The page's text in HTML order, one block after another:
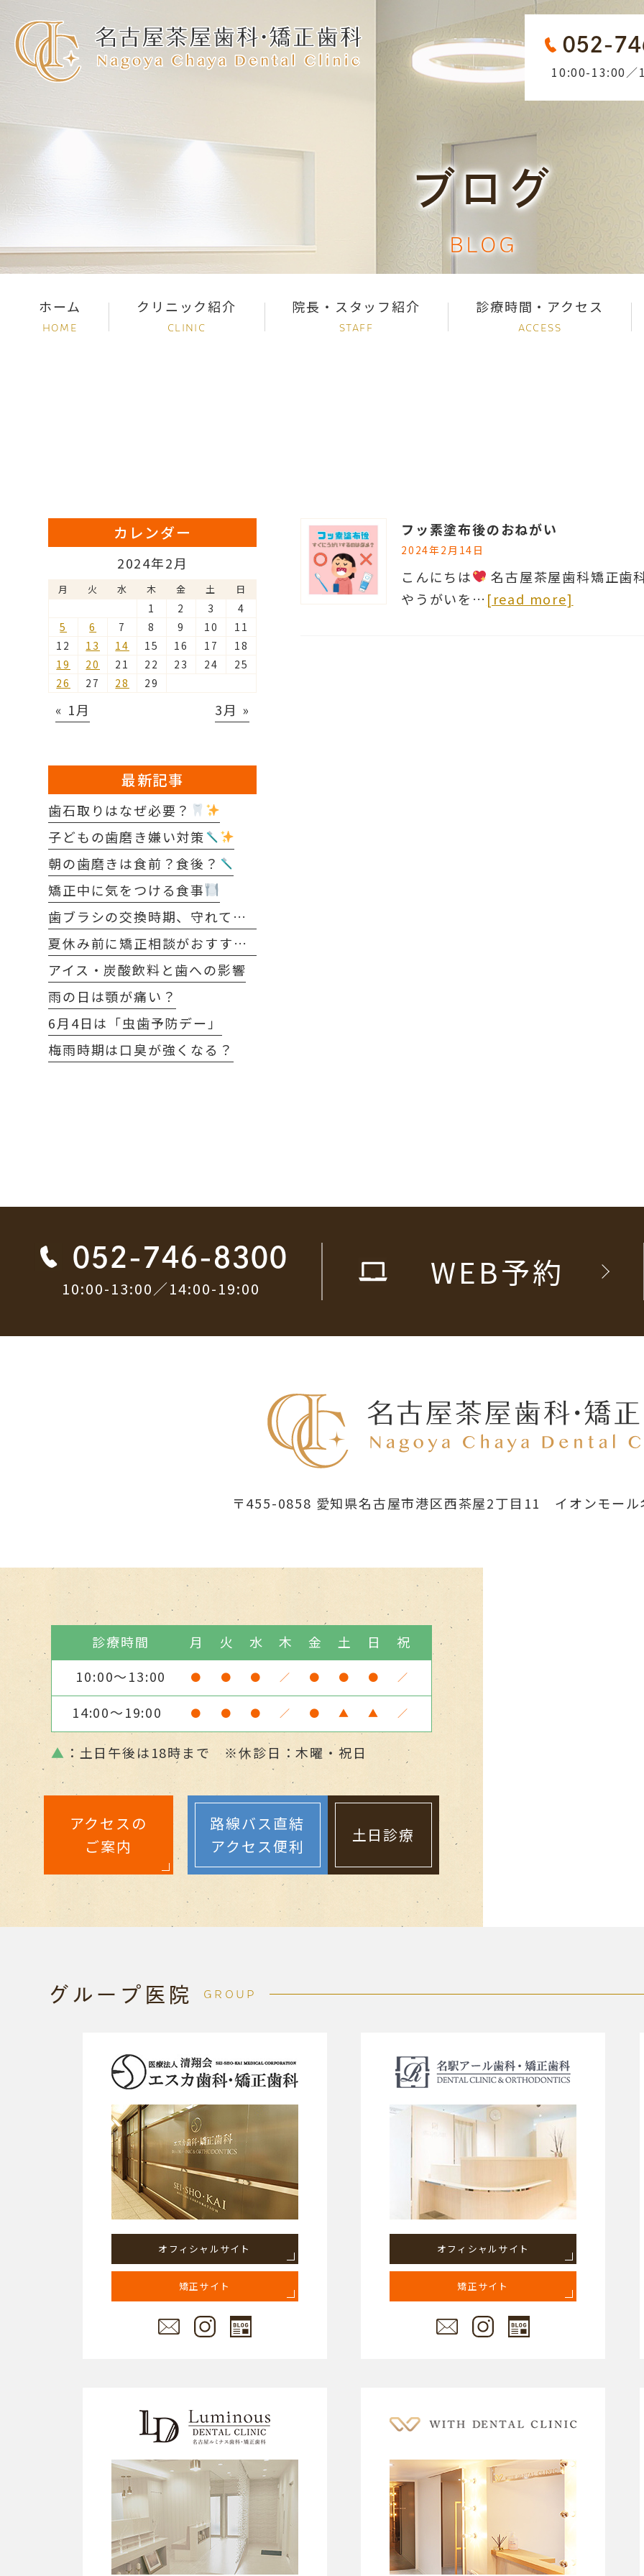
052-
10:00-13:00／
ブログ
BLOG
ホーム
HOME
クリニック紹介
CLINIC
院長・スタッフ紹介
STAFF
診療時間・アクセス
ACCESS
フッ素塗布後のおねがい
2024年2月14日
こんにちは 名古屋茶屋歯科矯正歯
やうがいを… [read more]
カレンダー
2024年2月
月 火 水 木 金 土 日
1 2 3
4
5
6 7 8 9 10
11
12
13 14 15 16 17
18
19
20 21 22 23 24
25
26
27 28 29
« 1月 3月 »
最新記事
歯石取りはなぜ必要？
子どもの歯磨き嫌い対策
朝の歯磨きは食前？食後？
矯正中に気をつける食事
歯ブラシの交換時期、守れていますか？
夏休み前に矯正相談がおすすめな理由
アイス・炭酸飲料と歯への影響
雨の日は顎が痛い？
6月4日は「虫歯予防デー」
梅雨時期は口臭が強くなる？
052-746-8300
10:00-13:00／14:00-19:00 WEB予約
〒455-0858 愛知県名古屋市港区西茶屋2丁目11 イオンモール
診療時間 月 火 水 木 金 土 日
祝
10:00～13:00
● ● ● ／ ● ● ● ／
14:00～19:00 ● ● ● ／ ● ▲ ▲ ／
▲ ：土日午後は18時まで ※休診日：木曜・祝日
アクセスの
ご案内
路線バス直結
アクセス便利
土日診療
グループ医院 GROUP
オフィシャルサイト
矯正サイト
オフィシャルサイト
矯正サイト